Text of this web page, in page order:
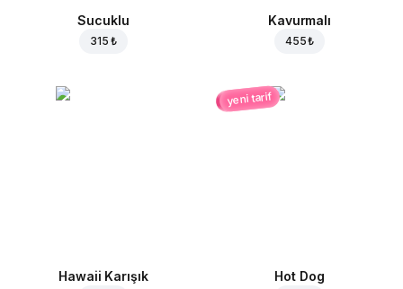
Sucuklu
315 ₺
Kavurmalı
455 ₺
Hawaii Karışık
yeni tarif
Hot Dog